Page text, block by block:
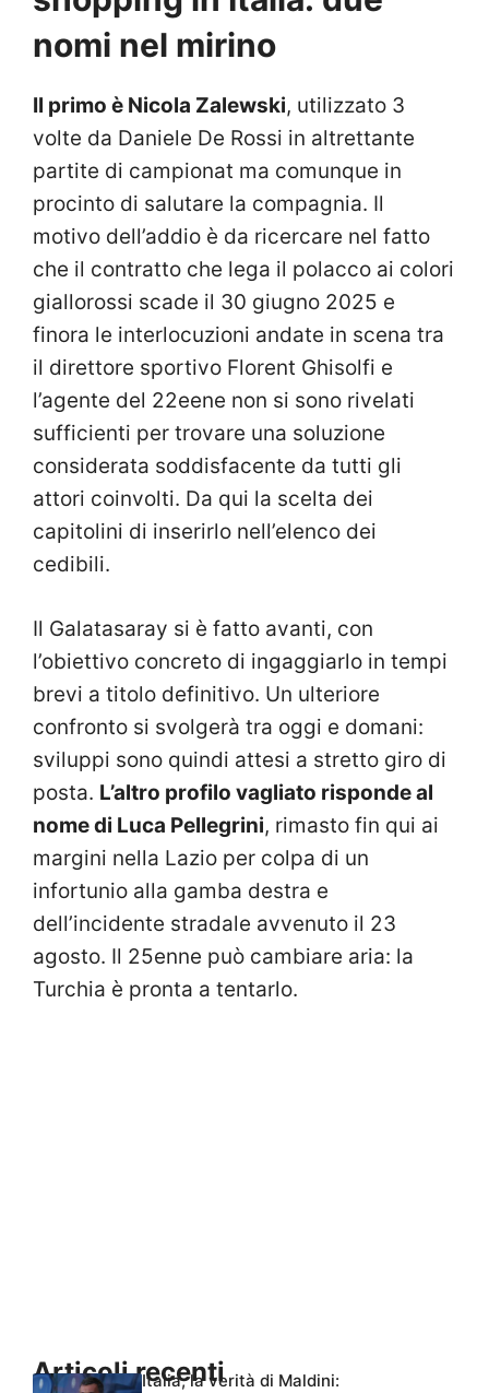
nomi nel mirino
Il primo è Nicola Zalewski, utilizzato 3
volte da Daniele De Rossi in altrettante
partite di campionat ma comunque in
procinto di salutare la compagnia. Il
motivo dell’addio è da ricercare nel fatto
che il contratto che lega il polacco ai colori
giallorossi scade il 30 giugno 2025 e
finora le interlocuzioni andate in scena tra
il direttore sportivo Florent Ghisolfi e
l’agente del 22eene non si sono rivelati
sufficienti per trovare una soluzione
considerata soddisfacente da tutti gli
attori coinvolti. Da qui la scelta dei
capitolini di inserirlo nell’elenco dei
cedibili.
Il Galatasaray si è fatto avanti, con
l’obiettivo concreto di ingaggiarlo in tempi
brevi a titolo definitivo. Un ulteriore
confronto si svolgerà tra oggi e domani:
sviluppi sono quindi attesi a stretto giro di
posta. L’altro profilo vagliato risponde al
nome di Luca Pellegrini, rimasto fin qui ai
margini nella Lazio per colpa di un
infortunio alla gamba destra e
dell’incidente stradale avvenuto il 23
agosto. Il 25enne può cambiare aria: la
Turchia è pronta a tentarlo.
Articoli recentiItalia, la verità di Maldini: